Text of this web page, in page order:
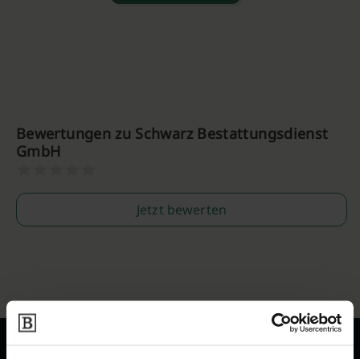
Bewertungen zu Schwarz Bestattungsdienst
GmbH
Jetzt bewerten